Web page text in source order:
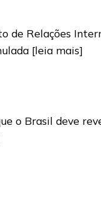
de Relações
[leia mais]
o Brasil deve